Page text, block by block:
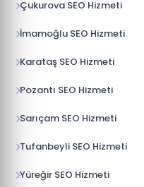
Çukurova SEO Hizmeti
İmamoğlu SEO Hizmeti
Karataş SEO Hizmeti
Pozantı SEO Hizmeti
Sarıçam SEO Hizmeti
Tufanbeyli SEO Hizmeti
Yüreğir SEO Hizmeti